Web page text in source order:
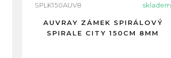
SPLK150AUV8 skladem
AUVRAY ZÁMEK SPIRÁLOVÝ
SPIRALE CITY 150CM 8MM